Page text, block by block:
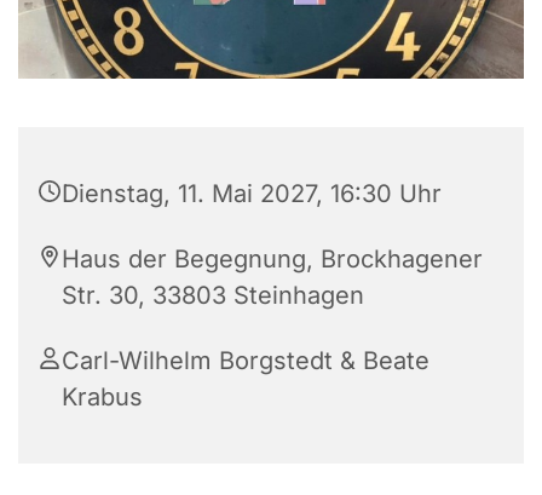
Dienstag, 11. Mai 2027, 16:30 Uhr
Haus der Begegnung, Brockhagener
Str. 30, 33803 Steinhagen
Carl-Wilhelm Borgstedt & Beate
Krabus